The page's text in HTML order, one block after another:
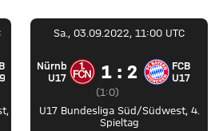
05 U19 gegen FC Bayern U19
,
Sa., 03.09.2022, 11:00 UTC
1. FC Nürnberg
Nürnberg
U17
1 zu 2
1 : 2
(Zwischenergebnis:
1 zu 0 nach Erste
1:0)
FCB
U17
U17 Bundesliga Süd/Südwest, 4.
Spieltag